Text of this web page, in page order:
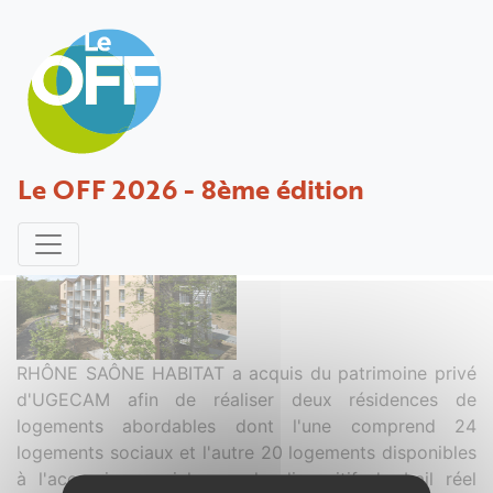
Le OFF 2026 - 8ème édition
Feel Wood
Projet déposé par Fauquembergue - 14 mars 2025
RHÔNE SAÔNE HABITAT a acquis du patrimoine privé
d'UGECAM afin de réaliser deux résidences de
logements abordables dont l'une comprend 24
logements sociaux et l'autre 20 logements disponibles
à l'accession sociale par le dispositif de bail réel